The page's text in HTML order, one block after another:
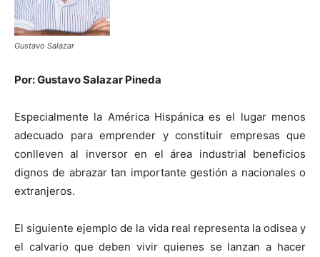
Gustavo Salazar
Por: Gustavo Salazar Pineda
Especialmente la América Hispánica es el lugar menos
adecuado para emprender y constituir empresas que
conlleven al inversor en el área industrial beneficios
dignos de abrazar tan importante gestión a nacionales o
extranjeros.
El siguiente ejemplo de la vida real representa la odisea y
el calvario que deben vivir quienes se lanzan a hacer